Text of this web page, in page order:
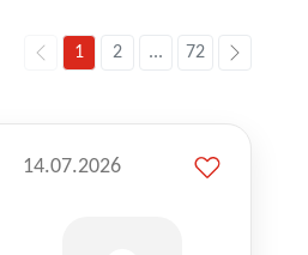
1 2 ... 72
14.07.2026